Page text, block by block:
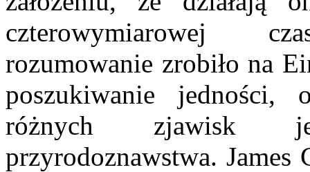
czterowymiarowej
rozumowanie zrobiło na
poszukiwanie jedności,
różnych zjawisk
przyrodoznawstwa.